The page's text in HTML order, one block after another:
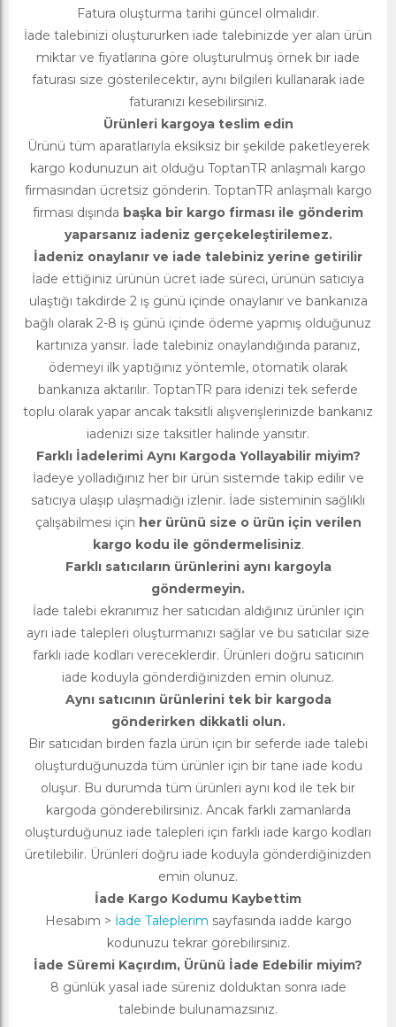
Fatura oluşturma tarihi güncel olmalıdır.
İade talebinizi oluştururken iade talebinizde yer alan ürün
miktar ve fiyatlarına göre oluşturulmuş örnek bir iade
faturası size gösterilecektir, aynı bilgileri kullanarak iade
faturanızı kesebilirsiniz.
Ürünleri kargoya teslim edin
Ürünü tüm aparatlarıyla eksiksiz bir şekilde paketleyerek
kargo kodunuzun ait olduğu ToptanTR anlaşmalı kargo
firmasından ücretsiz gönderin. ToptanTR anlaşmalı kargo
firması dışında başka bir kargo firması ile gönderim
yaparsanız iadeniz gerçekeleştirilemez.
İadeniz onaylanır ve iade talebiniz yerine getirilir
İade ettiğiniz ürünün ücret iade süreci, ürünün satıcıya
ulaştığı takdirde 2 iş günü içinde onaylanır ve bankanıza
bağlı olarak 2-8 iş günü içinde ödeme yapmış olduğunuz
kartınıza yansır. İade talebiniz onaylandığında paranız,
ödemeyi ilk yaptığınız yöntemle, otomatik olarak
bankanıza aktarılır. ToptanTR para idenizi tek seferde
toplu olarak yapar ancak taksitli alışverişlerinizde bankanız
iadenizi size taksitler halinde yansıtır.
Farklı İadelerimi Aynı Kargoda Yollayabilir miyim?
İadeye yolladığınız her bir ürün sistemde takip edilir ve
satıcıya ulaşıp ulaşmadığı izlenir. İade sisteminin sağlıklı
çalışabilmesi için her ürünü size o ürün için verilen
kargo kodu ile göndermelisiniz.
Farklı satıcıların ürünlerini aynı kargoyla
göndermeyin.
İade talebi ekranımız her satıcıdan aldığınız ürünler için
ayrı iade talepleri oluşturmanızı sağlar ve bu satıcılar size
farklı iade kodları vereceklerdir. Ürünleri doğru satıcının
iade koduyla gönderdiğinizden emin olunuz.
Aynı satıcının ürünlerini tek bir kargoda
gönderirken dikkatli olun.
Bir satıcıdan birden fazla ürün için bir seferde iade talebi
oluşturduğunuzda tüm ürünler için bir tane iade kodu
oluşur. Bu durumda tüm ürünleri aynı kod ile tek bir
kargoda gönderebilirsiniz. Ancak farklı zamanlarda
oluşturduğunuz iade talepleri için farklı iade kargo kodları
üretilebilir. Ürünleri doğru iade koduyla gönderdiğinizden
emin olunuz.
İade Kargo Kodumu Kaybettim
Hesabım > İade Taleplerim sayfasında iadde kargo
kodunuzu tekrar görebilirsiniz.
İade Süremi Kaçırdım, Ürünü İade Edebilir miyim?
8 günlük yasal iade süreniz dolduktan sonra iade
talebinde bulunamazsınız.